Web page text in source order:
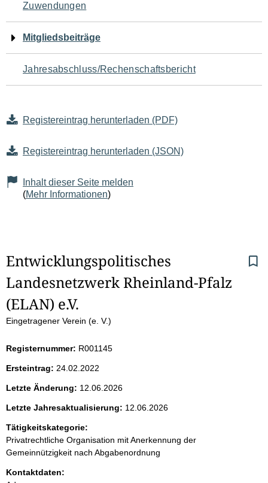
Zuwendungen
Mitgliedsbeiträge
Jahresabschluss/Rechenschaftsbericht
Registereintrag herunterladen (PDF)
Registereintrag herunterladen (JSON)
Inhalt dieser Seite melden
(Mehr Informationen)
S
e
i
e
n
i
n
h
Entwicklungspolitisches
Landesnetzwerk Rheinland-Pfalz
(ELAN) e.V.
Eingetragener Verein (e. V.)
Registernummer: R001145
Ersteintrag: 24.02.2022
Letzte Änderung: 12.06.2026
Letzte Jahresaktualisierung: 12.06.2026
Tätigkeitskategorie:
Privatrechtliche Organisation mit Anerkennung der
Gemeinnützigkeit nach Abgabenordnung
Kontaktdaten: